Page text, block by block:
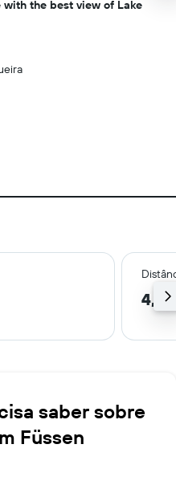
the best view of Lake
4,4
saber sobre
Füssen